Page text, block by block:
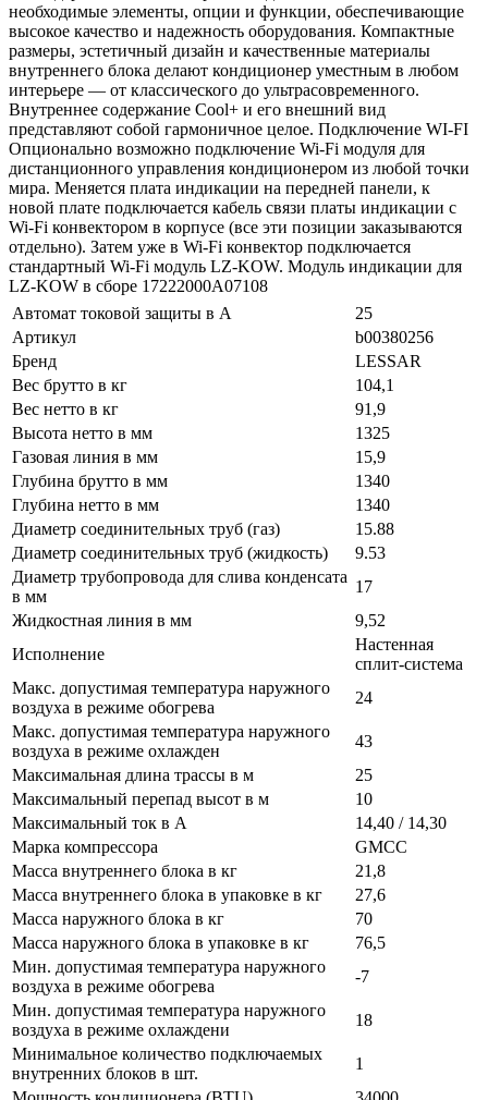
необходимые элементы, опции и функции, обеспечивающие
высокое качество и надежность оборудования. Компактные
размеры, эстетичный дизайн и качественные материалы
внутреннего блока делают кондиционер уместным в любом
интерьере — от классического до ультрасовременного.
Внутреннее содержание Cool+ и его внешний вид
представляют собой гармоничное целое. Подключение WI-FI
Опционально возможно подключение Wi-Fi модуля для
дистанционного управления кондиционером из любой точки
мира. Меняется плата индикации на передней панели, к
новой плате подключается кабель связи платы индикации с
Wi-Fi конвектором в корпусе (все эти позиции заказываются
отдельно). Затем уже в Wi-Fi конвектор подключается
стандартный Wi-Fi модуль LZ-KOW. Модуль индикации для
LZ-KOW в сборе 17222000A07108
Автомат токовой защиты в A
25
Артикул
b00380256
Бренд
LESSAR
Вес брутто в кг
104,1
Вес нетто в кг
91,9
Высота нетто в мм
1325
Газовая линия в мм
15,9
Глубина брутто в мм
1340
Глубина нетто в мм
1340
Диаметр соединительных труб (газ)
15.88
Диаметр соединительных труб (жидкость)
9.53
Диаметр трубопровода для слива конденсата
в мм
17
Жидкостная линия в мм
9,52
Исполнение
Настенная
сплит-система
Макс. допустимая температура наружного
воздуха в режиме обогрева
24
Макс. допустимая температура наружного
воздуха в режиме охлажден
43
Максимальная длина трассы в м
25
Максимальный перепад высот в м
10
Максимальный ток в А
14,40 / 14,30
Марка компрессора
GMCC
Масса внутреннего блока в кг
21,8
Масса внутреннего блока в упаковке в кг
27,6
Масса наружного блока в кг
70
Масса наружного блока в упаковке в кг
76,5
Мин. допустимая температура наружного
воздуха в режиме обогрева
-7
Мин. допустимая температура наружного
воздуха в режиме охлаждени
18
Минимальное количество подключаемых
внутренних блоков в шт.
1